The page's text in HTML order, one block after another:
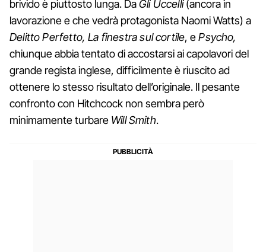
brivido è piuttosto lunga. DaGli Uccelli(ancora in
lavorazione e che vedrà protagonista Naomi Watts) a
Delitto Perfetto, La finestra sul cortile, ePsycho,
chiunque abbia tentato di accostarsi ai capolavori del
grande regista inglese, difficilmente è riuscito ad
ottenere lo stesso risultato dell’originale. Il pesante
confronto con Hitchcock non sembra però
minimamente turbare Will Smith.